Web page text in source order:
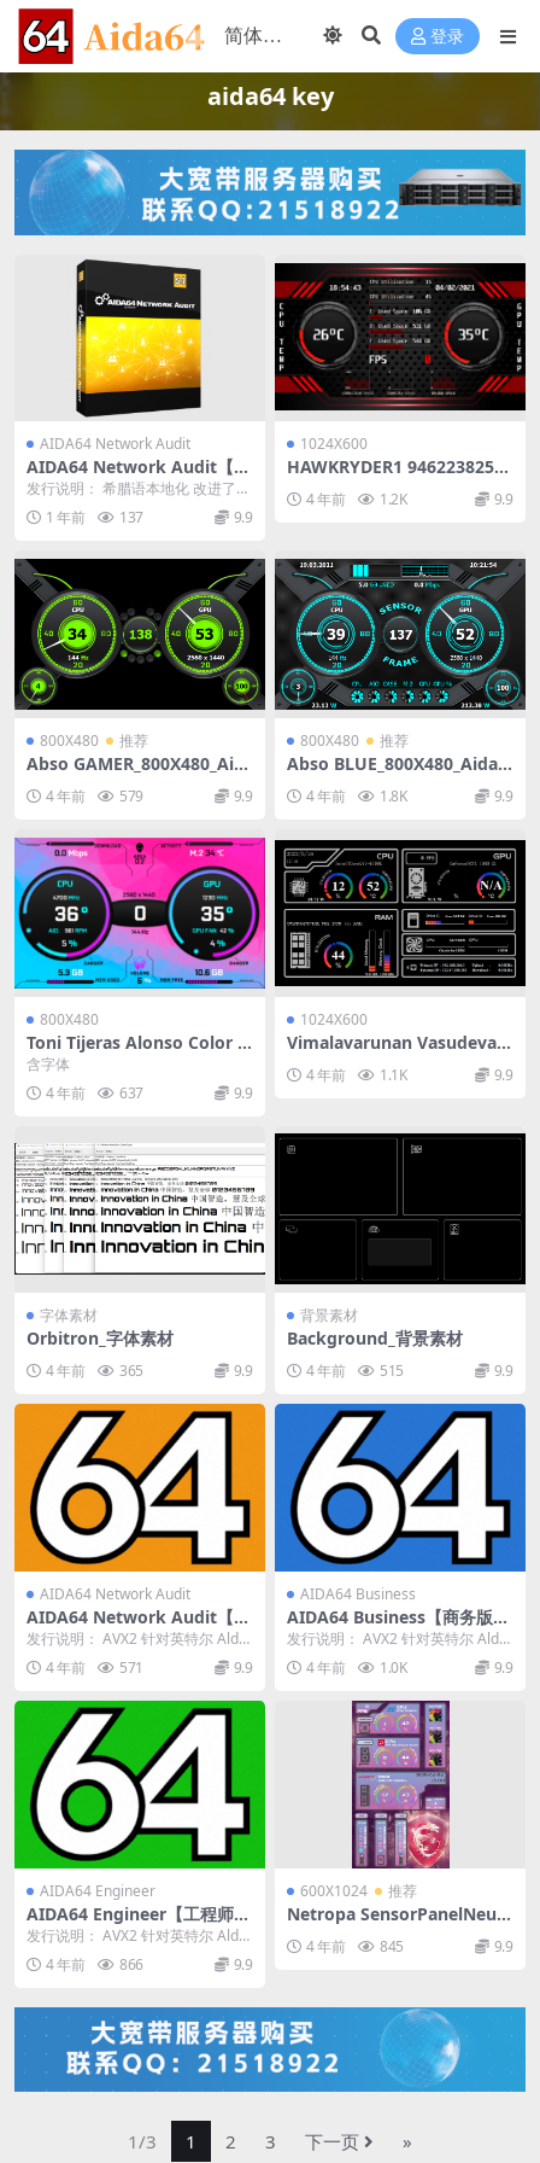
登录
aida64 key
AIDA64 Network Audit
AIDA64 Network Audit【网
络审计版】版本：7.65.7400
压缩版 下载
发行说明： 希腊语本地化 改进了对
Intel Panther Lake CPU...
1 年前 137 9.9
1024X600
HAWKRYDER1 946223825_r
eddevilv_1024X600_Aida64_
SensorPanel模板
4 年前 1.2K 9.9
800X480 推荐
Abso GAMER_800X480_Aid
a64_Sensorpanel模板【推荐
009】
4 年前 579 9.9
800X480 推荐
Abso BLUE_800X480_Aida6
4_Sensorpanel模板【推荐00
9】4 年前 1.8K 9.9
800X480
Toni Tijeras Alonso Color Tr
on_800X480_Aida64_Sensor
含字体
4 年前
637 9.9
1024X600
Vimalavarunan Vasudevan
X600_Aida64_Sensorpanel
4 年前 1.1K 9.9
字体素材
Orbitron_字体素材
4 年前 365 9.9
背景素材
Background_背景素材
4 年前 515 9.9
AIDA64 Network Audit
AIDA64 Network Audit【网
络审计版】版本： 6.70.6000
稳定版
发行说明： AVX2 针对英特尔 Alder
Lake-N CPU 进行了优化的...
4 年前 571 9.9
AIDA64 Business
AIDA64 Business【商务版】
版本： 6.70.6000 稳定版
发行说明： AVX2 针对英特尔 Alder
Lake-N CPU 进行了优化的...
4 年前 1.0K 9.9
AIDA64 Engineer
AIDA64 Engineer【工程师
版】版本： 6.70.6000 稳定版
发行说明： AVX2 针对英特尔 Alder
Lake-N CPU 进行了优化的...
4 年前 866 9.9
600X1024 推荐
Netropa SensorPanelNeutr
1024_Aida64_SensorPanel
4 年前 845 9.9
1/3 1 2 3 下一页 »